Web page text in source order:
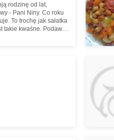
rodzinę od lat,
- Pani Niny. Co roku
To trochę jak sałatka
kwaśne. Podawać